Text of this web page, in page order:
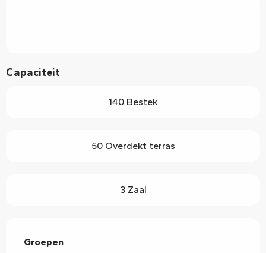
Capaciteit
140 Bestek
50 Overdekt terras
3 Zaal
Groepen
Groepen